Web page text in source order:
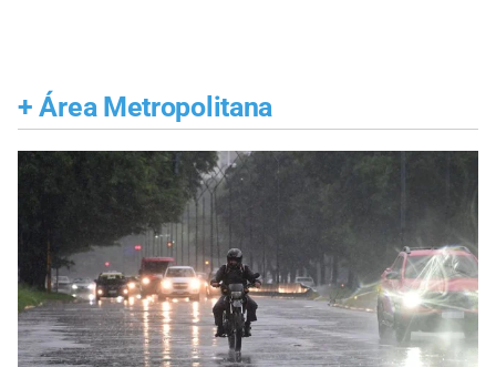
+ Área Metropolitana